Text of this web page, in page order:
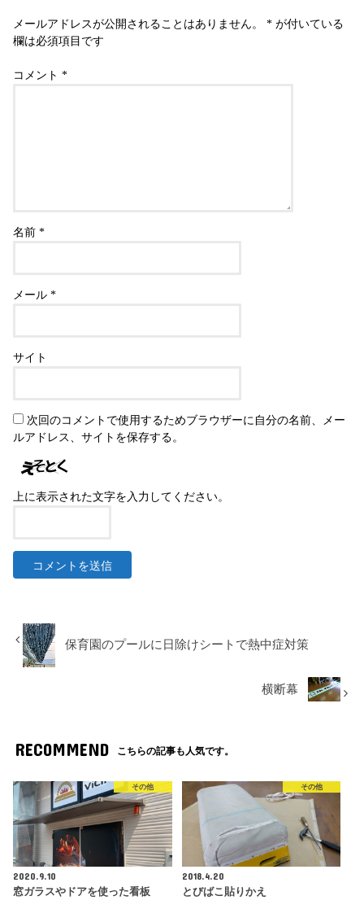
メールアドレスが公開されることはありません。 * が付いている
欄は必須項目です
コメント*
名前*
メール*
サイト
次回のコメントで使用するためブラウザーに自分の名前、メー
ルアドレス、サイトを保存する。
上に表示された文字を入力してください。
保育園のプールに日除けシートで熱中症対策
横断幕
RECOMMEND こちらの記事も人気です。
その他
2020.9.10
窓ガラスやドアを使った看板
その他
2018.4.20
とびばこ貼りかえ